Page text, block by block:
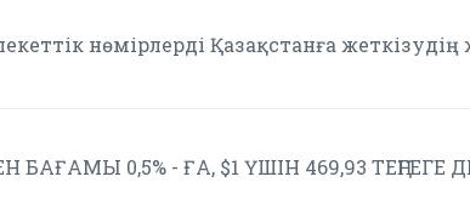
нөмірлерді Қазақстанға
0,5% - ҒА, $1 ҮШІН 469,93 ТЕҢГЕГЕ